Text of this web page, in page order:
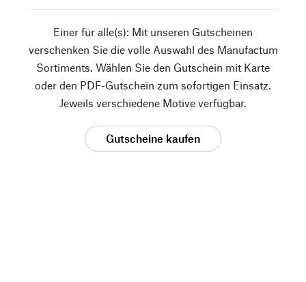
Einer für alle(s): Mit unseren Gutscheinen
verschenken Sie die volle Auswahl des Manufactum
Sortiments. Wählen Sie den Gutschein mit Karte
oder den PDF-Gutschein zum sofortigen Einsatz.
Jeweils verschiedene Motive verfügbar.
Gutscheine kaufen